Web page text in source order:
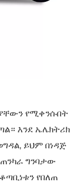
የሚቀንሱበት
እንደ ኤሌክትሪክ
ይህም በነዳጅ
ግንባታው
የበለጠ